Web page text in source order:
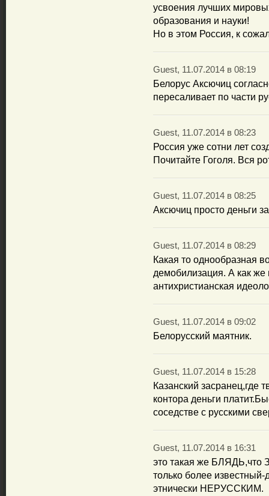
усвоения лучших
образования и науки!
Но в этом Россия, к
Guest, 11.07.2014 в 08:19
Белорус Аксючиц
пересаливает по части
Guest, 11.07.2014 в 08:23
Россия уже сотни лет
Почитайте Гоголя. Вся
Guest, 11.07.2014 в 08:25
Аксючиц просто деньги
Guest, 11.07.2014 в 08:29
Какая то однообразная
демобилизация. А как
антихристианская
Guest, 11.07.2014 в 09:02
Белорусский маятник.
Guest, 11.07.2014 в 15:28
Казанский засранец,где
контора деньги
соседстве с русскими
Guest, 11.07.2014 в 16:31
это такая же
только более известный-
этнически НЕРУССКИМ.